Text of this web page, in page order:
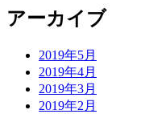
アーカイブ
2019年5月
2019年4月
2019年3月
2019年2月